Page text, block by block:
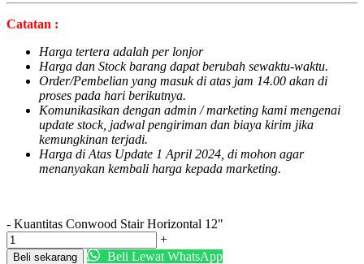
Catatan :
Harga tertera adalah per lonjor
Harga dan Stock barang dapat berubah sewaktu-waktu.
Order/Pembelian yang masuk di atas jam 14.00 akan di
proses pada hari berikutnya.
Komunikasikan dengan admin / marketing kami mengenai
update stock, jadwal pengiriman dan biaya kirim jika
kemungkinan terjadi.
Harga di Atas Update 1 April 2024, di mohon agar
menanyakan kembali harga kepada marketing.
- Kuantitas Conwood Stair Horizontal 12"
+
Beli sekarang Beli Lewat WhatsApp